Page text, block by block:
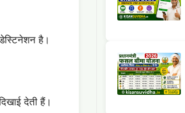
है।
देती हैं।